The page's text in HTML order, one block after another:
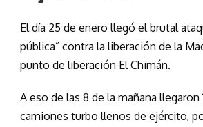
El día 25 de enero llegó el brutal
pública” contra la liberación de la
punto de liberación El Chimán.
A eso de las 8 de la mañana llegaron
camiones turbo llenos de ejército,